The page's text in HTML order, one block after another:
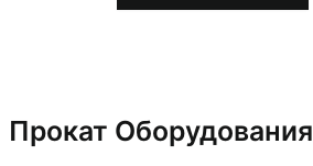
Прокат Оборудования